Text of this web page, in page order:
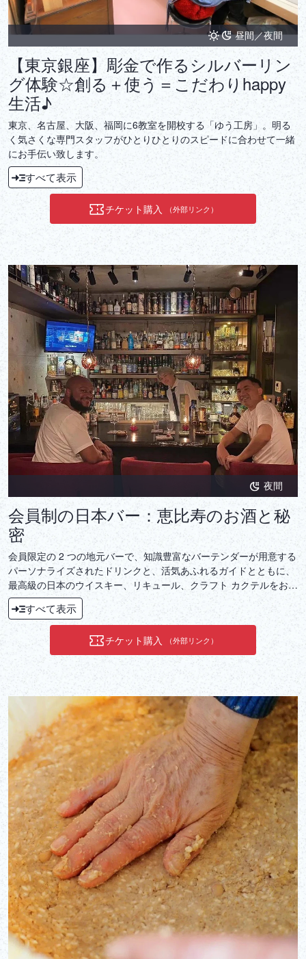
昼間／夜間
【東京銀座】彫金で作るシルバーリン
グ体験☆創る＋使う＝こだわりhappy
生活♪
東京、名古屋、大阪、福岡に6教室を開校する「ゆう工房」。明る
く気さくな専門スタッフがひとりひとりのスピードに合わせて一緒
にお手伝い致します。
すべて表示
チケット購入 （外部リンク）
夜間
会員制の日本バー：恵比寿のお酒と秘
密
会員限定の 2 つの地元バーで、知識豊富なバーテンダーが用意する
パーソナライズされたドリンクと、活気あふれるガイドとともに、
最高級の日本のウイスキー、リキュール、クラフト カクテルをお楽
しみください。
すべて表示
チケット購入 （外部リンク）